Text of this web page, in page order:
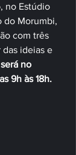
no Estúdio
do Morumbi,
com três
das ideias e
no
9h às 18h.